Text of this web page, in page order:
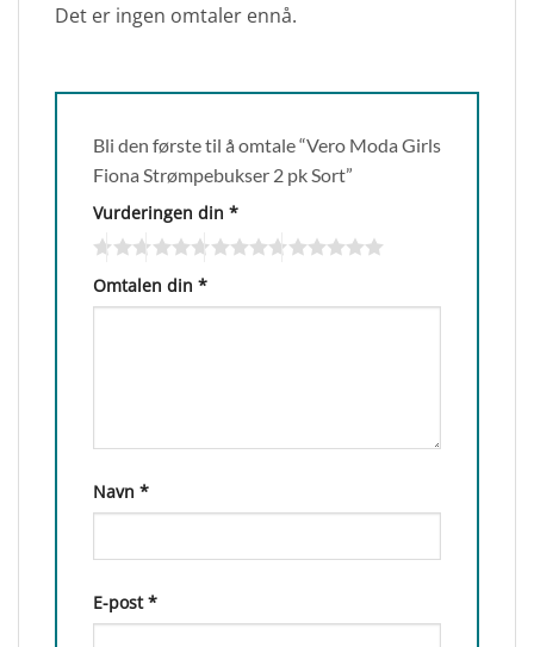
Det er ingen omtaler ennå.
Bli den første til å omtale “Vero Moda Girls
Fiona Strømpebukser 2 pk Sort”
Vurderingen din *
Omtalen din *
Navn *
E-post*